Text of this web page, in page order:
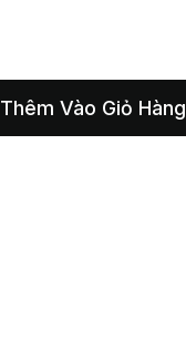
Thêm Vào Giỏ Hàng